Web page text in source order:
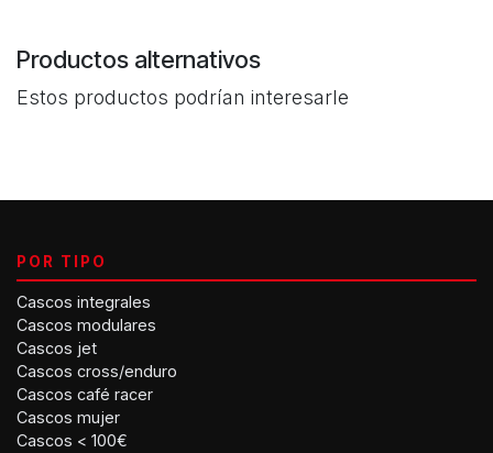
Productos alternativos
Estos productos podrían interesarle
POR TIPO
Cascos integrales
Cascos modulares
Cascos jet
Cascos cross/enduro
Cascos café racer
Cascos mujer
Cascos < 100€